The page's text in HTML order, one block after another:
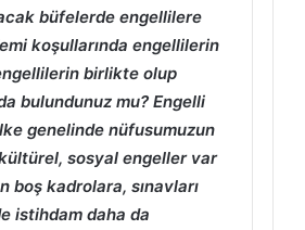
büfelerde engellilere
koşullarında engellilerin
birlikte olup
bulundunuz mu? Engelli
genelinde nüfusumuzun
sosyal engeller var
boş kadrolara, sınavları
istihdam daha da